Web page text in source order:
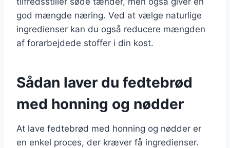
god mængde næring. Ved at vælge naturlige
ingredienser kan du også reducere mængden
af forarbejdede stoffer i din kost.
Sådan laver du fedtebrød
med honning og nødder
At lave fedtebrød med honning og nødder er
en enkel proces, der kræver få ingredienser.